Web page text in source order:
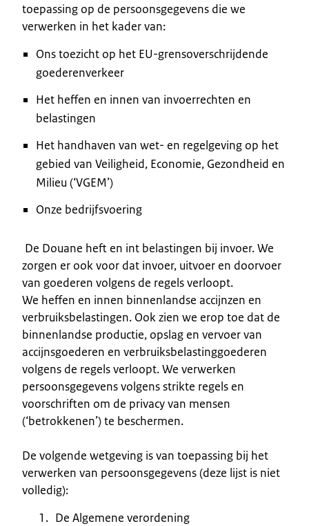
toepassing op de persoonsgegevens die we
verwerken in het kader van:
Ons toezicht op het EU-grensoverschrijdende
goederenverkeer
Het heffen en innen van invoerrechten en
belastingen
Het handhaven van wet- en regelgeving op het
gebied van Veiligheid, Economie, Gezondheid en
Milieu (‘VGEM’)
Onze bedrijfsvoering
De Douane heft en int belastingen bij invoer. We
zorgen er ook voor dat invoer, uitvoer en doorvoer
van goederen volgens de regels verloopt.
We heffen en innen binnenlandse accijnzen en
verbruiksbelastingen. Ook zien we erop toe dat de
binnenlandse productie, opslag en vervoer van
accijnsgoederen en verbruiksbelastinggoederen
volgens de regels verloopt. We verwerken
persoonsgegevens volgens strikte regels en
voorschriften om de privacy van mensen
(‘betrokkenen’) te beschermen.
De volgende wetgeving is van toepassing bij het
verwerken van persoonsgegevens (deze lijst is niet
volledig):
De Algemene verordening